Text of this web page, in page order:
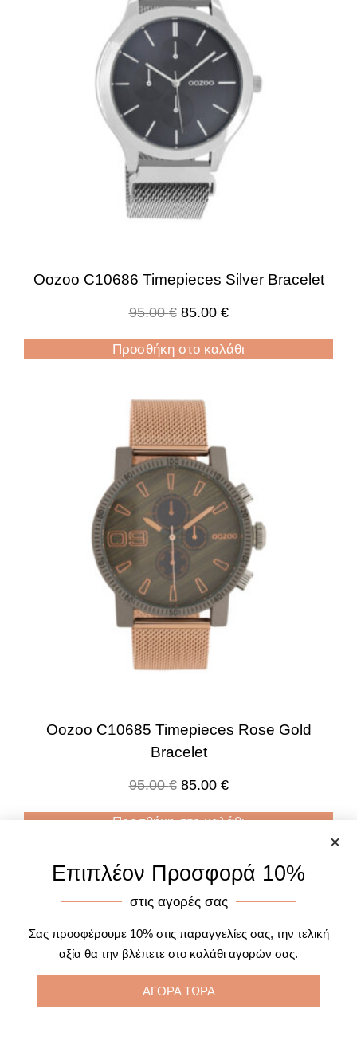
Oozoo C10686 Timepieces Silver Bracelet
95.00€ 85.00 €
Προσθήκη στο καλάθι
Oozoo C10685 Timepieces Rose Gold
Bracelet
95.00€ 85.00 €
Προσθήκη στο καλάθι
Επιπλέον Προσφορά 10%
στις αγορές σας
Σας προσφέρουμε 10% στις παραγγελίες σας, την τελική
αξία θα την βλέπετε στο καλάθι αγορών σας.
ΑΓΟΡΑ ΤΩΡΑ